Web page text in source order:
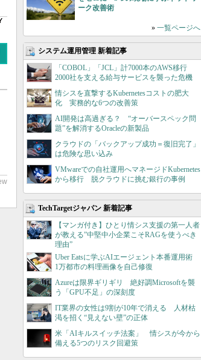
ーク改善術
» 一覧ページへ
システム運用管理 新着記事
「COBOL」「JCL」計7000本のAWS移行
2000社を支える給与サービスを襲った危機
情シスを直撃するKubernetesコストの肥大
化 実務的な6つの改善策
AI開発は高過ぎる？ “オーバースペック問
題”を解消するOracleの新製品
クラウドの「バックアップ成功＝復旧完了」
は危険な思い込み
VMwareでの自社運用へマネージドKubernetes
から移行 脱クラウドに挑む銀行の事例
TechTargetジャパン 新着記事
【マンガ付き】ひとり情シス支援の第一人者
が教える”中堅中小企業こそRAGを使うべき
理由”
Uber Eatsに学ぶAIエージェント本番運用術
1万都市の料理画像を自己修復
Azureは限界ギリギリ 絶好調Microsoftを襲
う「GPU不足」の深刻度
IT業界の女性は9割が10年で消える 人材枯
渇を招く“見えない壁”の正体
米「AIキルスイッチ法案」 情シスが今から
備える5つのリスク回避策